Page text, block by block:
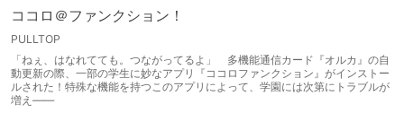
ココロ＠ファンクション！
PULLTOP
「ねぇ、はなれてても。つながってるよ」 多機能通信カード『オルカ』の自
動更新の際、一部の学生に妙なアプリ『ココロファンクション』がインストー
ルされた！特殊な機能を持つこのアプリによって、学園には次第にトラブルが
増え――